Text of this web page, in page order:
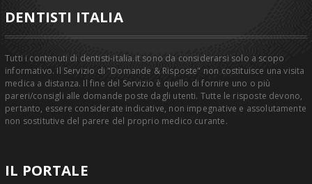
DENTISTI ITALIA
Tutti i contenuti di dentisti-italia.it sono da considerarsi solo a scopo
informativo. Il Servizio di "Domande & Risposte" non costituisce una visita
medica a distanza. Il fine del Servizio è quello di fornire uno o più
pareri/consigli alle domande poste dagli utenti. Tutte le risposte devono,
pertanto, essere considerate indicative, non impegnative e assolutamente
non sostitutive del parere del proprio medico curante.
IL PORTALE